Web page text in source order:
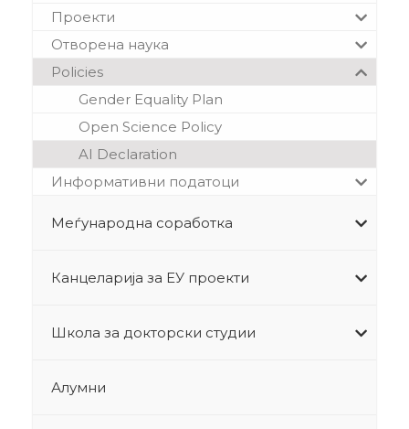
Проекти
Отворена наука
Policies
Gender Equality Plan
Open Science Policy
AI Declaration
Информативни податоци
Меѓународна соработка
Канцеларија за ЕУ проекти
Школа за докторски студии
Алумни